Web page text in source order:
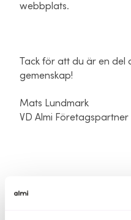
webbplats.
Tack för att du är en del
gemenskap!
Mats Lundmark
VD Almi
Utveckla ditt